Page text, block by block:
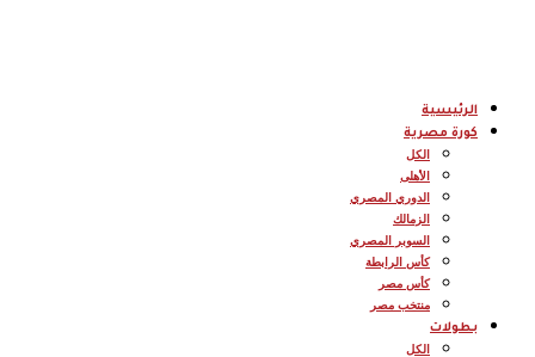
الرئيسية
كورة مصرية
الكل
الأهلى
الدوري المصري
الزمالك
السوبر المصري
كأس الرابطة
كأس مصر
منتخب مصر
بطولات
الكل